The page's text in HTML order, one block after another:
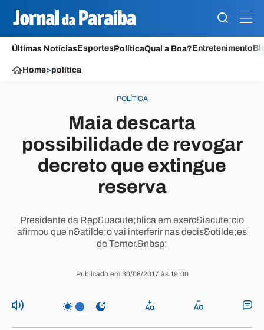
Últimas NotíciasEsportesPolíticaQual a Boa?Entretenimento
Home>política
POLÍTICA
Maia descarta
possibilidade de revogar
decreto que extingue
reserva
Presidente da Rep&uacute;blica em exerc&iacute;cio
afirmou que n&atilde;o vai interferir nas decis&otilde;es
de Temer.&nbsp;
Publicado em 30/08/2017 às 19:00